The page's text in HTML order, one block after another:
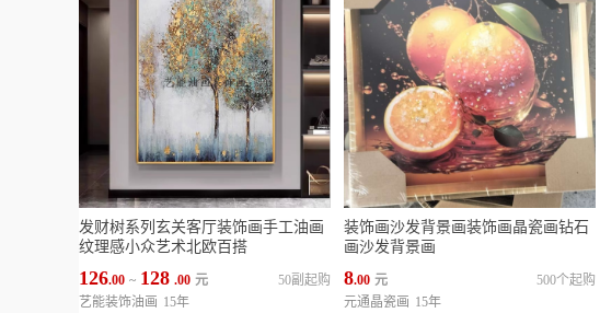
发财树系列玄关客厅装饰画手工油画
纹理感小众艺术北欧百搭
126.00 ~ 128 .00 元
50副起购
艺能装饰油画 15年
装饰画沙发背景画装饰画晶瓷画钻石
画沙发背景画
8.00 元
500个起购
元通晶瓷画 15年